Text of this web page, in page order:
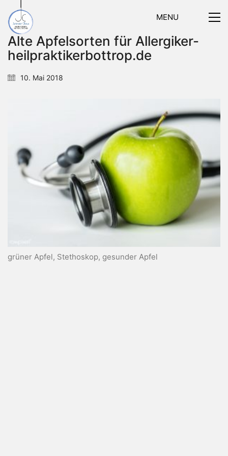
MENU
Alte Apfelsorten für Allergiker-
heilpraktikerbottrop.de
10. Mai 2018
grüner Apfel, Stethoskop, gesunder Apfel